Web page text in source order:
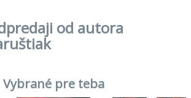
od autora
Vybrané pre teba